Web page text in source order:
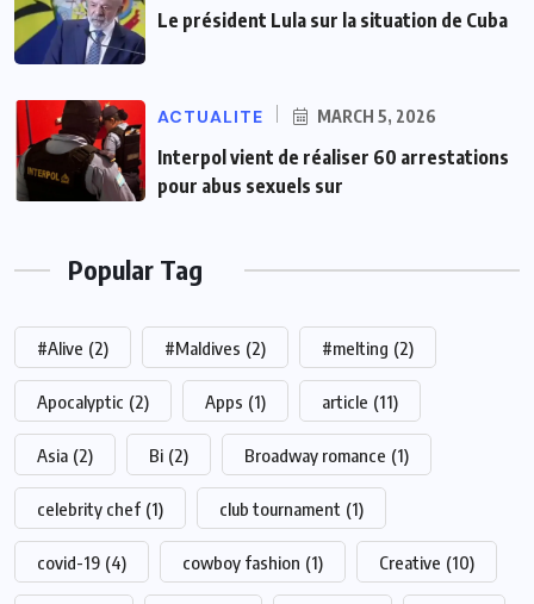
Le président Lula sur la situation de Cuba
ACTUALITE MARCH 5, 2026
Interpol vient de réaliser 60 arrestations
pour abus sexuels sur
Popular Tag
#Alive (2) #Maldives (2) #melting (2)
Apocalyptic (2) Apps (1) article (11)
Asia (2) Bi (2) Broadway romance (1)
celebrity chef (1) club tournament (1)
covid-19 (4) cowboy fashion (1) Creative (10)